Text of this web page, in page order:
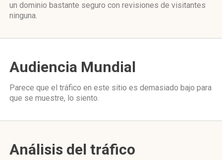
un dominio bastante seguro con revisiones de visitantes
ninguna.
Audiencia Mundial
Parece que el tráfico en este sitio es demasiado bajo para
que se muestre, lo siento.
Análisis del tráfico